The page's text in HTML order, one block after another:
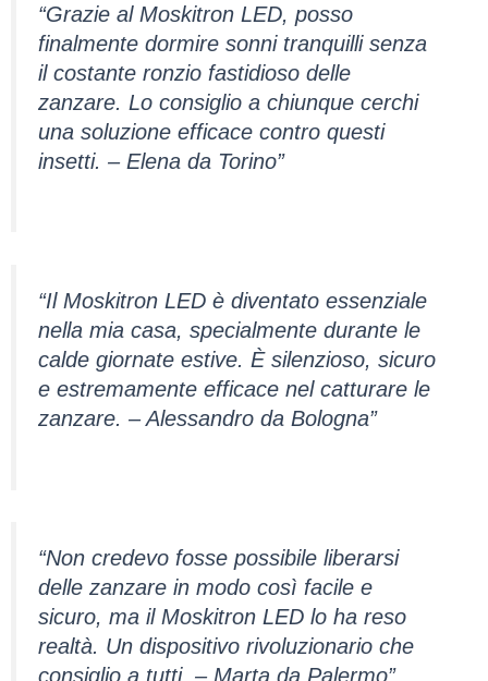
“Grazie al Moskitron LED, posso
finalmente dormire sonni tranquilli senza
il costante ronzio fastidioso delle
zanzare. Lo consiglio a chiunque cerchi
una soluzione efficace contro questi
insetti. – Elena da Torino”
“Il Moskitron LED è diventato essenziale
nella mia casa, specialmente durante le
calde giornate estive. È silenzioso, sicuro
e estremamente efficace nel catturare le
zanzare. – Alessandro da Bologna”
“Non credevo fosse possibile liberarsi
delle zanzare in modo così facile e
sicuro, ma il Moskitron LED lo ha reso
realtà. Un dispositivo rivoluzionario che
consiglio a tutti. – Marta da Palermo”